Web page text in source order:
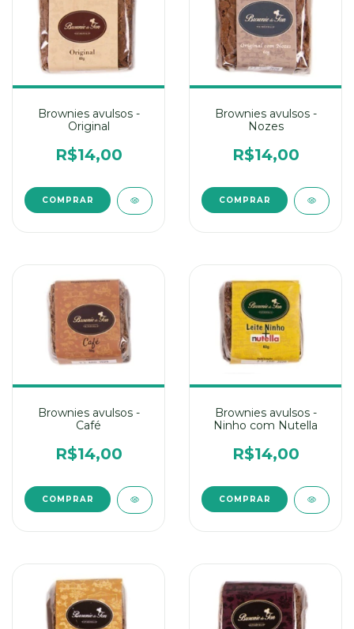
Brownies avulsos -
Original
R$14,00
Brownies avulsos -
Nozes
R$14,00
Brownies avulsos -
Café
R$14,00
Brownies avulsos -
Ninho com Nutella
R$14,00